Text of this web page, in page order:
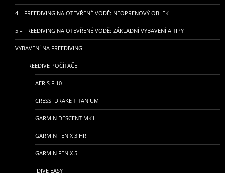
4 – FREEDIVING NA OTEVŘENÉ VODĚ: NEOPRENOVÝ OBLEK
5 – FREEDIVING NA OTEVŘENÉ VODĚ: ZÁKLADNÍ VYBAVENÍ A TIPY
VYBAVENÍ NA FREEDIVING
FREEDIVE POČÍTAČE
AERIS F.10
CRESSI DRAKE TITANIUM
GARMIN DESCENT MK1
GARMIN FENIX 3 HR
GARMIN FENIX 5
IDIVE EASY